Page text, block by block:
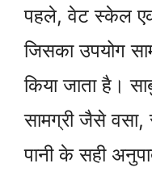
पहले, वेट स्केल
जिसका उपयोग
किया जाता है।
सामग्री जैसे वसा,
पानी के सही